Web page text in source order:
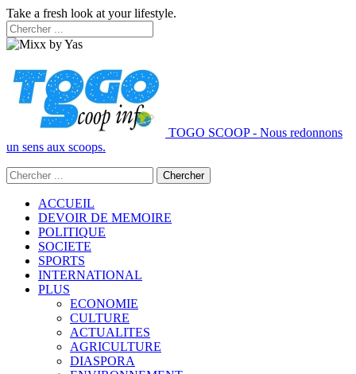
Take a fresh look at your lifestyle.
TOGO SCOOP - Nous redonnons
un sens aux scoops.
ACCUEIL
DEVOIR DE MEMOIRE
POLITIQUE
SOCIETE
SPORTS
INTERNATIONAL
PLUS
ECONOMIE
CULTURE
ACTUALITES
AGRICULTURE
DIASPORA